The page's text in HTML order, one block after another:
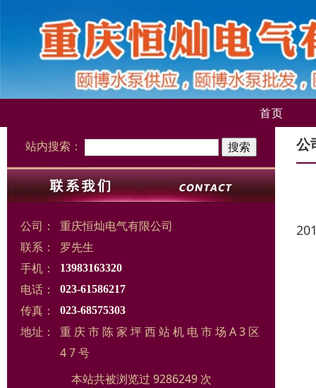
首页
站内搜索：
公司：
重庆恒灿电气有限公司
联系：
罗先生
手机：
13983163320
电话： 023-61586217
传真： 023-68575303
地址：
重 庆 市 陈 家 坪 西 站 机 电 市 场 A 3 区
4 7 号
本站共被浏览过 9286249 次
公